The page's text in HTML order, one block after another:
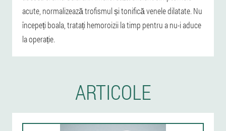
acute, normalizează trofismul și tonifică venele dilatate. Nu
începeți boala, tratați hemoroizii la timp pentru a nu-i aduce
la operație.
ARTICOLE